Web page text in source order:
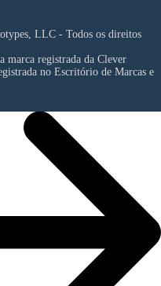
LLC - Todos os direitos
marca registrada da Clever
no Escritório de Marcas e